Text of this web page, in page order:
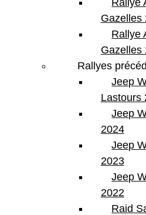
Rallye
Gazelles
Rallye
Gazelles
Rallyes
Jeep
Lastours
Jeep
2024
Jeep
2023
Jeep
2022
Raid